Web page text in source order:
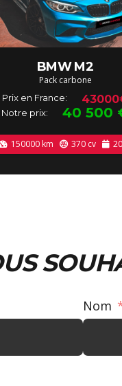
BMW M2
Pack carbone
Prix en France:
Notre prix: 40 500
150000 km 370cv
Nom